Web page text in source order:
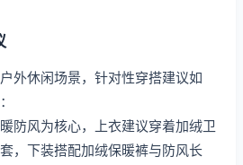
外休闲场景，针对性穿搭建议如
防风为核心，上衣建议穿着加绒卫
，下装搭配加绒保暖裤与防风长